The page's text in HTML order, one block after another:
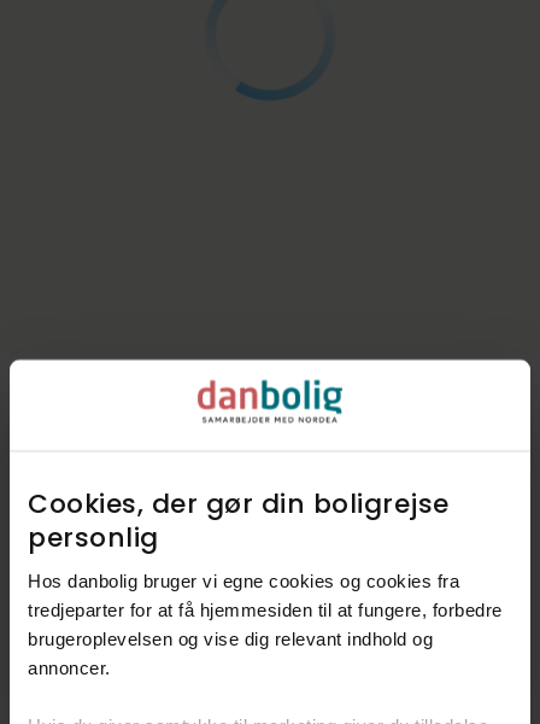
Cookies, der gør din boligrejse
personlig​
Hos danbolig bruger vi egne cookies og cookies fra
tredjeparter for at få hjemmesiden til at fungere, forbedre
brugeroplevelsen og vise dig relevant indhold og
annoncer.​
Indbyggere
31.943
Skatteprocent
Grundskyld
12,3‰
Kirkeskat
0,98%